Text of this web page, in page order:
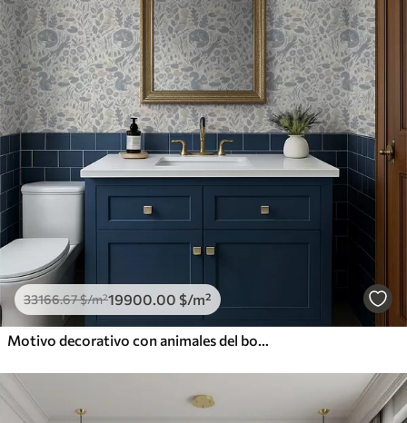
33166.67$/m²19900.00 $/m²
Motivo decorativo con animales del bosque